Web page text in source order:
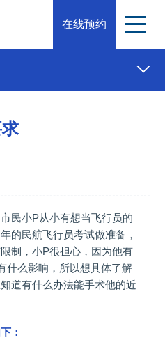
在线预约
市民小P从小有想当飞行员的
的民航飞行员考试做准备，
制，小P很担心，因为他有
什么影响，所以想具体了解
道有什么办法能手术他的近
：